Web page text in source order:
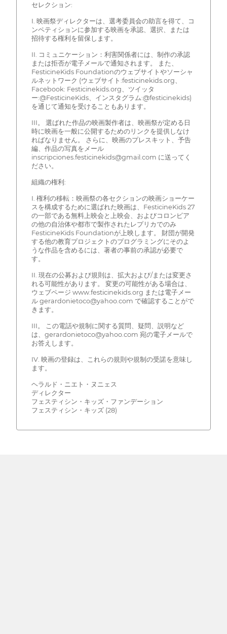
セレクション:
I. 映画祭ディレクターは、選考委員会の助言を得て、コ
ンペティションに参加する映画を承認、選択、または
招待する権利を留保します。
II. コミュニケーション：利害関係者には、制作の承認
または拒否が電子メールで通知されます。 また、
FesticineKids Foundationのウェブサイトやソーシャ
ルネットワーク (ウェブサイト:festicinekids.org、
Facebook: Festicinekids.org、ツイッタ
ー:@FesticineKids、インスタグラム:@festicinekids)
を通じて通知を受けることもあります。
III。 選ばれた作品の映画製作者は、映画祭が定める日
時に映画を一般に公開するためのリンクを提供しなけ
ればなりません。 さらに、映画のプレスキット、予告
編、作品の写真をメール
inscripciones.festicinekids@gmail.com に送ってく
ださい。
組織の権利:
I. 権利の移転：映画祭の各セクションの映画ショーケー
スを構成するために選ばれた映画は、FesticineKids 27
の一部である無料上映会と上映会、およびコロンビア
の他の自治体や都市で製作されたレプリカでのみ
FesticineKids Foundationが上映します。 財団が開発
する他の教育プロジェクトのプログラミングにそのよ
うな作品を含めるには、著者の事前の承認が必要で
す。
II. 現在の公募および規則は、拡大および/または変更さ
れる可能性があります。 変更の可能性がある場合は、
ウェブページ www.festicinekids.org または電子メー
ル gerardonietoco@yahoo.com で確認することがで
きます。
III。 この電話や規制に関する質問、疑問、説明など
は、gerardonietoco@yahoo.com 宛の電子メールで
お答えします。
IV. 映画の登録は、これらの規則や規制の受諾を意味し
ます。
ヘラルド・ニエト・ヌニェス
ディレクター
フェスティシン・キッズ・ファンデーション
フェスティシン・キッズ (28)